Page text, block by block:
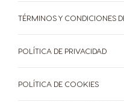
TÉRMINOS Y CONDICIONES
POLÍTICA DE PRIVACIDAD
POLÍTICA DE COOKIES